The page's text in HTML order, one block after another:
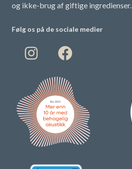
og ikke-brug af giftige ingredienser.
Følg os på de sociale medier